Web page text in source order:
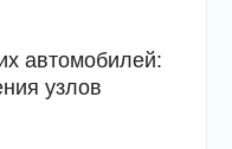
автомобилей:
узлов